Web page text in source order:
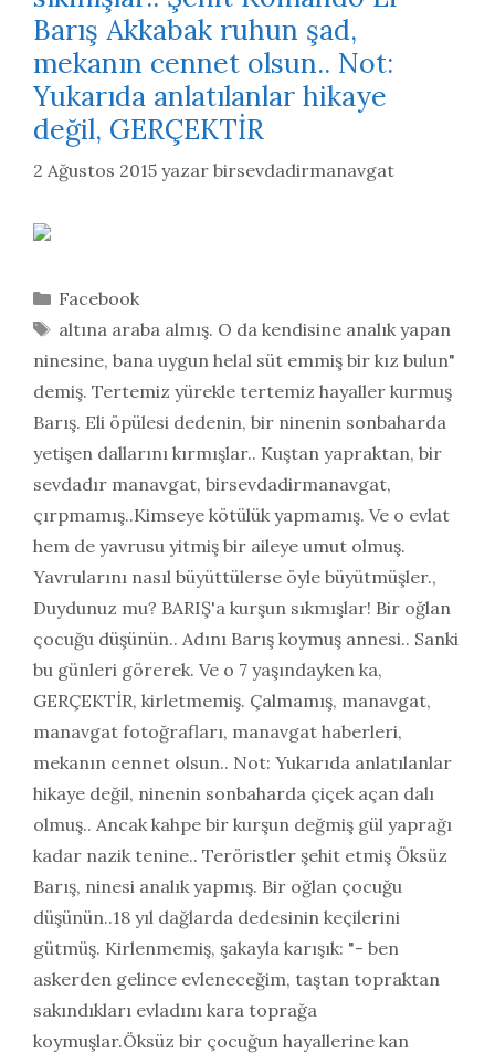
Barış Akkabak ruhun şad,
mekanın cennet olsun.. Not:
Yukarıda anlatılanlar hikaye
değil, GERÇEKTİR
2 Ağustos 2015 yazar birsevdadirmanavgat
Kategoriler
Facebook
Etiketler
altına araba almış. O da kendisine analık yapan
ninesine, bana uygun helal süt emmiş bir kız bulun"
demiş. Tertemiz yürekle tertemiz hayaller kurmuş
Barış. Eli öpülesi dedenin, bir ninenin sonbaharda
yetişen dallarını kırmışlar.. Kuştan yapraktan, bir
sevdadır manavgat, birsevdadirmanavgat,
çırpmamış..Kimseye kötülük yapmamış. Ve o evlat
hem de yavrusu yitmiş bir aileye umut olmuş.
Yavrularını nasıl büyüttülerse öyle büyütmüşler.,
Duydunuz mu? BARIŞ'a kurşun sıkmışlar! Bir oğlan
çocuğu düşünün.. Adını Barış koymuş annesi.. Sanki
bu günleri görerek. Ve o 7 yaşındayken ka,
GERÇEKTİR, kirletmemiş. Çalmamış, manavgat,
manavgat fotoğrafları, manavgat haberleri,
mekanın cennet olsun.. Not: Yukarıda anlatılanlar
hikaye değil, ninenin sonbaharda çiçek açan dalı
olmuş.. Ancak kahpe bir kurşun değmiş gül yaprağı
kadar nazik tenine.. Teröristler şehit etmiş Öksüz
Barış, ninesi analık yapmış. Bir oğlan çocuğu
düşünün..18 yıl dağlarda dedesinin keçilerini
gütmüş. Kirlenmemiş, şakayla karışık: "- ben
askerden gelince evleneceğim, taştan topraktan
sakındıkları evladını kara toprağa
koymuşlar.Öksüz bir çocuğun hayallerine kan